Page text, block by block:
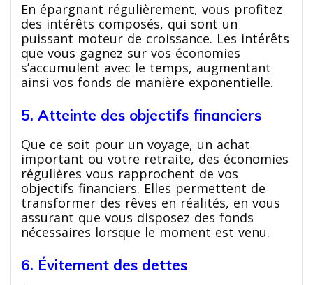
En épargnant régulièrement, vous profitez
des intérêts composés, qui sont un
puissant moteur de croissance. Les intérêts
que vous gagnez sur vos économies
s’accumulent avec le temps, augmentant
ainsi vos fonds de manière exponentielle.
5. Atteinte des objectifs financiers
Que ce soit pour un voyage, un achat
important ou votre retraite, des économies
régulières vous rapprochent de vos
objectifs financiers. Elles permettent de
transformer des rêves en réalités, en vous
assurant que vous disposez des fonds
nécessaires lorsque le moment est venu.
6. Évitement des dettes